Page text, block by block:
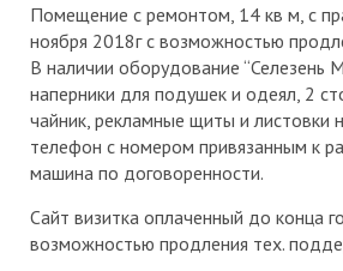
Помещение с ремонтом, 14 кв м, с
ноября 2018г с возможностью
В наличии оборудование “Селезень
наперники для подушек и одеял, 2
чайник, рекламные щиты и листовки
телефон с номером привязанным к
машина по договоренности.
Сайт визитка оплаченный до конца
возможностью продления тех.